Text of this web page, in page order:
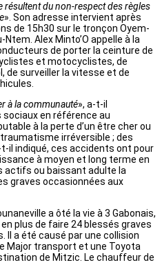
résultent du non-respect des règles
». Son adresse intervient après
de 15h30 sur le tronçon Oyem-
Alex Minto’O appelle à la
de porter la ceinture de
et motocyclistes, de
de surveiller la vitesse et de
à la communauté», a-t-il
en référence au
à la perte d’un être cher ou
irréversible ; des
il indiqué, ces accidents ont pour
à moyen et long terme en
actifs ou baissant adulte la
graves occasionnées aux
a ôté la vie à 3 Gabonais,
plus de faire 24 blessés graves
Il a été causé par une collision
Major transport et une Toyota
de Mitzic. Le chauffeur de